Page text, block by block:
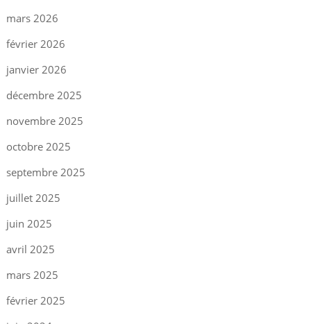
mars 2026
février 2026
janvier 2026
décembre 2025
novembre 2025
octobre 2025
septembre 2025
juillet 2025
juin 2025
avril 2025
mars 2025
février 2025